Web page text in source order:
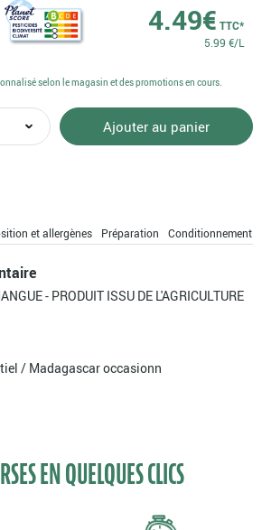
4.49€ TTC*
5.99 €/L
Ajouter au panier
selon le magasin et des promotions en cours.
et allergènes Préparation Conditionnement
- PRODUIT ISSU DE L'AGRICULTURE
/ Madagascar occasionn
EN QUELQUES CLICS